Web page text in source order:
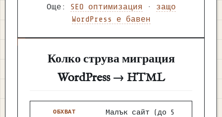
Още: SEO оптимизация · защо
WordPress е бавен
Колко струва миграция
WordPress → HTML
Обхват Цена Включено
Малък сайт (до 5